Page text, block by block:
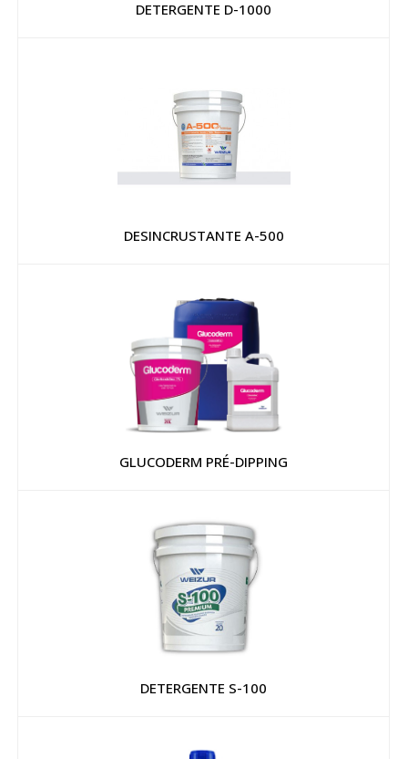
DETERGENTE D-1000
DESINCRUSTANTE A-500
GLUCODERM PRÉ-DIPPING
DETERGENTE S-100